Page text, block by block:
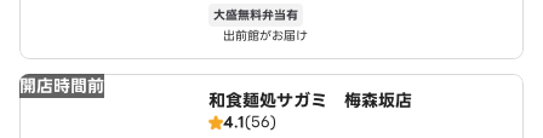
大盛無料弁当有
出前館がお届け
開店時間前
和食麺処サガミ 梅森坂店
4.1(56)